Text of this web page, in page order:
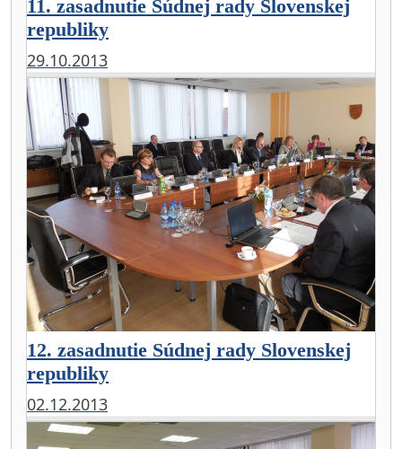
11. zasadnutie Súdnej rady Slovenskej
republiky
29.10.2013
12. zasadnutie Súdnej rady Slovenskej
republiky
02.12.2013